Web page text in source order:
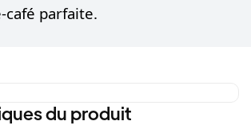
café parfaite.
du produit